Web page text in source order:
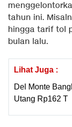
tahun ini.
hingga tarif tol
bulan lalu.
Lihat Juga :
Del Monte
Utang Rp162 T